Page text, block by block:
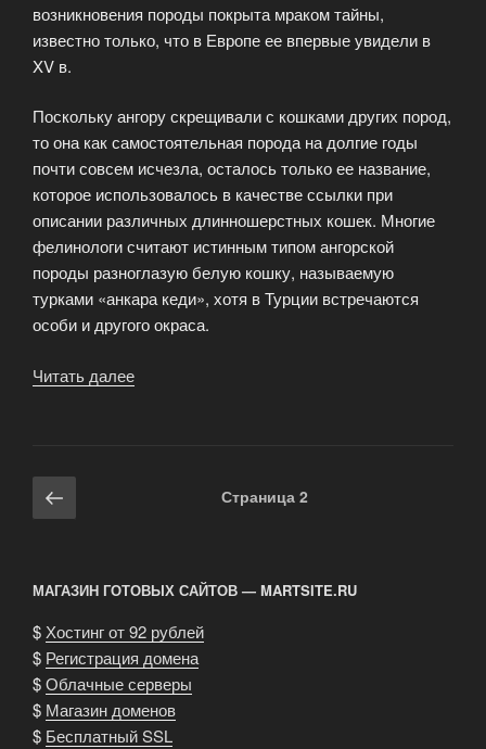
возникновения породы покрыта мраком тайны,
известно только, что в Европе ее впервые увидели в
XV в.
Поскольку ангору скрещивали с кошками других пород,
то она как самостоятельная порода на долгие годы
почти совсем исчезла, осталось только ее название,
которое использовалось в качестве ссылки при
описании различных длинношерстных кошек. Многие
фелинологи считают истинным типом ангорской
породы разноглазую белую кошку, называемую
турками «анкара кеди», хотя в Турции встречаются
особи и другого окраса.
Читать далее
Навигация
по
Предыдущая
страница
Страница 2
МАГАЗИН ГОТОВЫХ САЙТОВ — MARTSITE.RU
$Хостинг от 92 рублей
$ Регистрация домена
$Облачные серверы
$ Магазин доменов
$ Бесплатный SSL